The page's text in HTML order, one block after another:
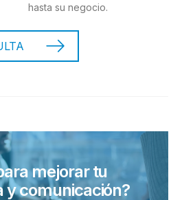
hasta su negocio.
mejorar tu
y comunicación?